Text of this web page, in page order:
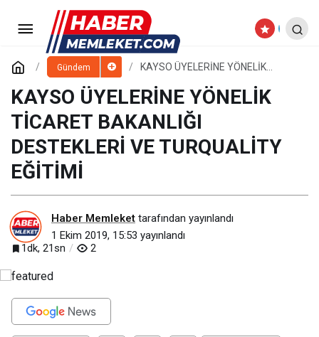
Gündem
KAYSO ÜYELERİNE YÖNELİK
VE TURQUALİTY EĞİTİMİ
KAYSO ÜYELERİNE YÖNELİK
TİCARET BAKANLIĞI
DESTEKLERİ VE TURQUALİTY
EĞİTİMİ
Haber Memleket tarafından yayınlandı
1 Ekim 2019, 15:53 yayınlandı
1dk, 21sn
2
VARLIK FONUNDAN KAYSERİ
ŞEKER’E ÖVGÜ
Yorum Yap